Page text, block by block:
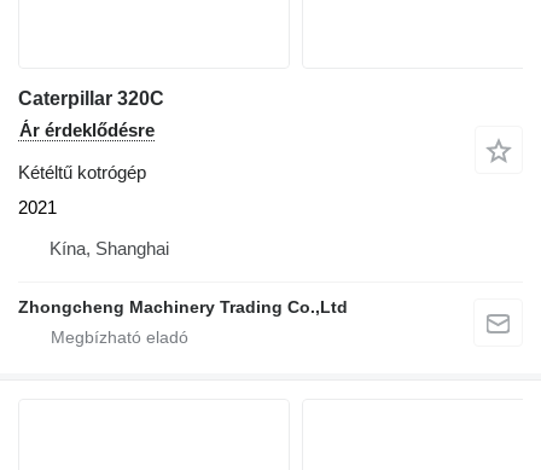
Caterpillar 320C
Ár érdeklődésre
Kétéltű kotrógép
2021
Kína, Shanghai
Zhongcheng Machinery Trading Co.,Ltd